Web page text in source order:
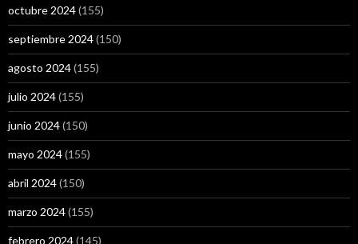
octubre 2024(155)
septiembre 2024(150)
agosto 2024(155)
julio 2024(155)
junio 2024(150)
mayo 2024(155)
abril 2024(150)
marzo 2024(155)
febrero 2024(145)